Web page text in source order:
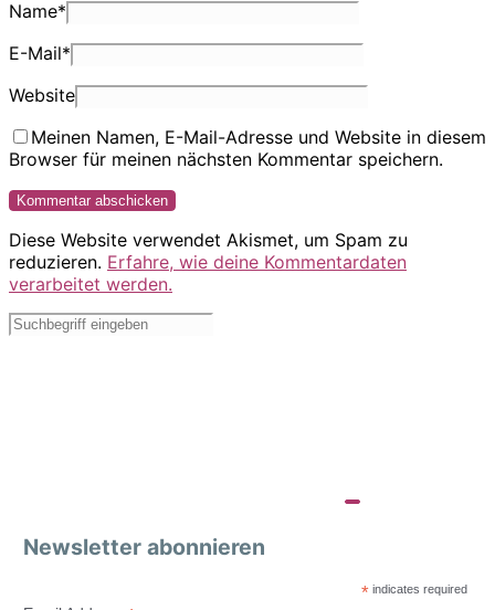
Name*
E-Mail*
Website
Meinen Namen, E-Mail-Adresse und Website in diesem
Browser für meinen nächsten Kommentar speichern.
Diese Website verwendet Akismet, um Spam zu
reduzieren. Erfahre, wie deine Kommentardaten
verarbeitet werden.
Newsletter abonnieren
* indicates required